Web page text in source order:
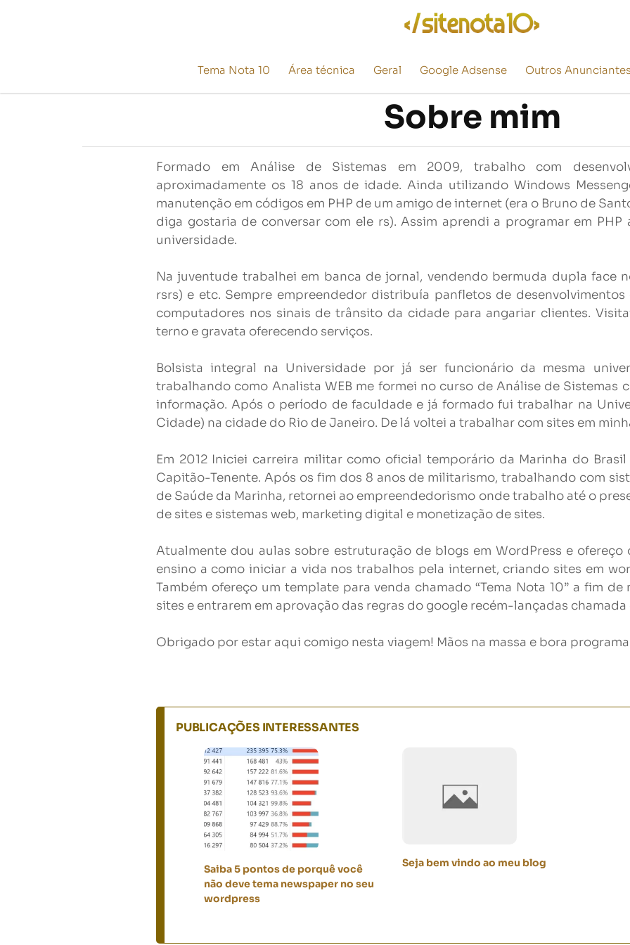
Tema Nota 10 Área técnica Geral Google Adsense Outros
Sobre mim
Formado em Análise de Sistemas em 2009, trabalho com
aproximadamente os 18 anos de idade. Ainda utilizando Windows
manutenção em códigos em PHP de um amigo de internet (era o Bruno de
diga gostaria de conversar com ele rs). Assim aprendi a programar em PHP
universidade.
Na juventude trabalhei em banca de jornal, vendendo bermuda dupla face
rsrs) e etc. Sempre empreendedor distribuía panfletos de
computadores nos sinais de trânsito da cidade para angariar clientes.
terno e gravata oferecendo serviços.
Bolsista integral na Universidade por já ser funcionário da mesma
trabalhando como Analista WEB me formei no curso de Análise de Sistemas
informação. Após o período de faculdade e já formado fui trabalhar na
Cidade) na cidade do Rio de Janeiro. De lá voltei a trabalhar com sites em
Em 2012 Iniciei carreira militar como oficial temporário da Marinha do
Capitão-Tenente. Após os fim dos 8 anos de militarismo, trabalhando com
de Saúde da Marinha, retornei ao empreendedorismo onde trabalho até o
de sites e sistemas web, marketing digital e monetização de sites.
Atualmente dou aulas sobre estruturação de blogs em WordPress e
ensino a como iniciar a vida nos trabalhos pela internet, criando sites em
Também ofereço um template para venda chamado “Tema Nota 10” a fim
sites e entrarem em aprovação das regras do google recém-lançadas
Obrigado por estar aqui comigo nesta viagem! Mãos na massa e bora
PUBLICAÇÕES INTERESSANTES
Saiba 5 pontos de porquê você
não deve tema newspaper no seu
wordpress
Seja bem vindo ao meu blog